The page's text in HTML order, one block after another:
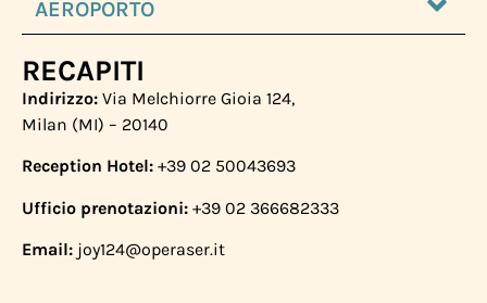
AEROPORTO
RECAPITI
Indirizzo: Via Melchiorre Gioia 124,
Milan (MI) – 20140
Reception Hotel: +39 02 50043693
Ufficio prenotazioni: +39 02 366682333
Email: joy124@operaser.it